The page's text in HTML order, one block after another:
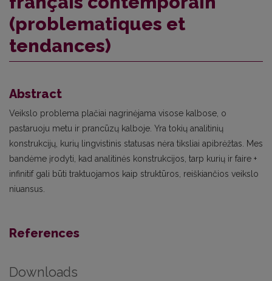
(problematiques et
tendances)
Abstract
Veikslo problema plačiai nagrinėjama visose kalbose, o
pastaruoju metu ir prancūzų kalboje. Yra tokių analitinių
konstrukcijų, kurių lingvistinis statusas nėra tiksliai apibrėžtas. Mes
bandėme įrodyti, kad analitinės konstrukcijos, tarp kurių ir faire +
infinitif gali būti traktuojamos kaip struktūros, reiškiančios veikslo
niuansus.
References
Downloads